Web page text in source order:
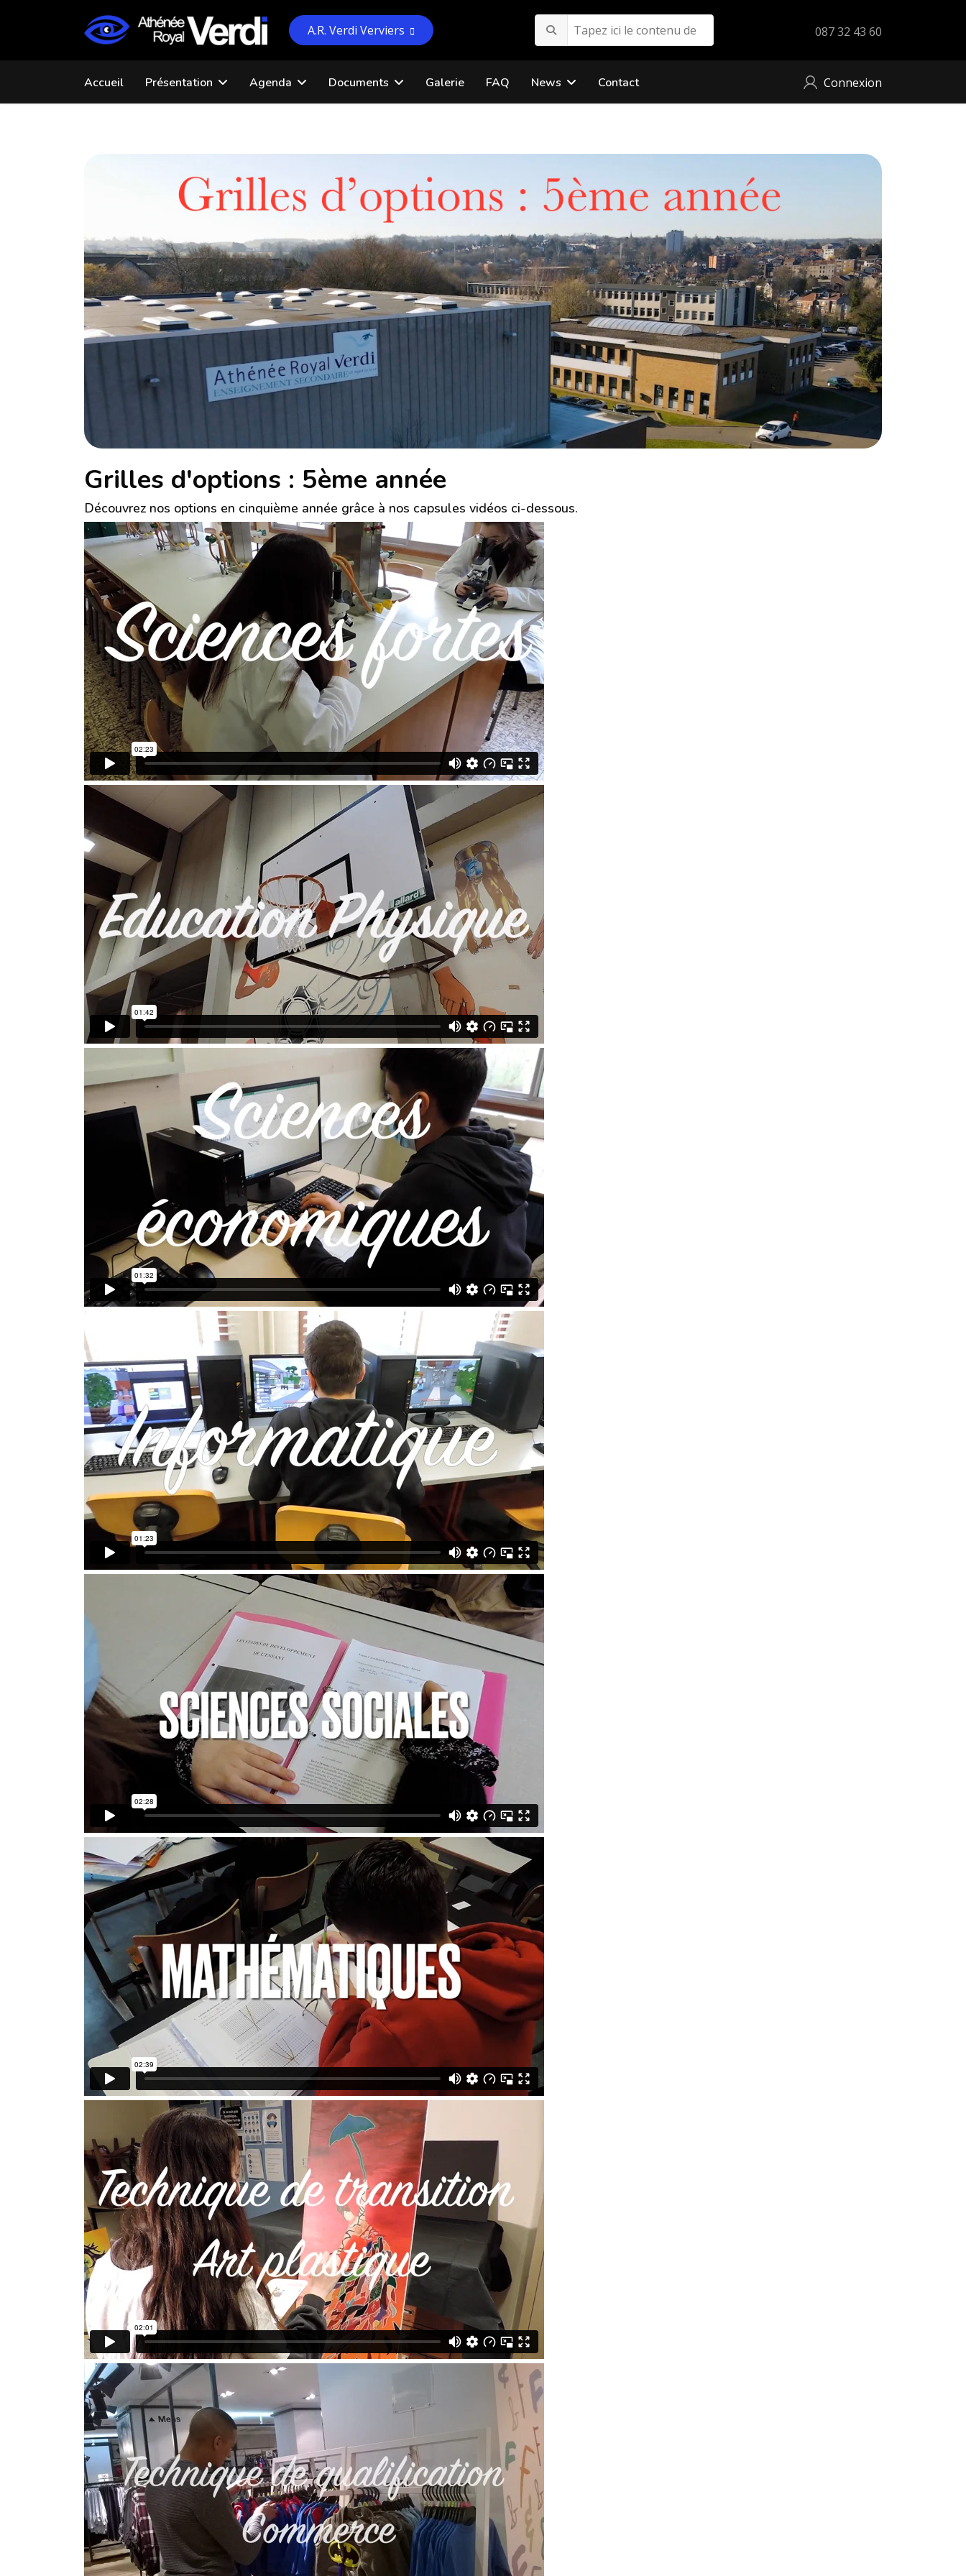
A.R. Verdi Verviers 087 32 43 60
Accueil Présentation Agenda Documents Galerie FAQ News Contact Connexion
Grilles d'options : 5ème année
Découvrez nos options en cinquième année grâce à nos capsules vidéos ci-dessous.